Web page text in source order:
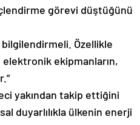
görevi düştüğünü
Özellikle
ekipmanların,
yakından takip ettiğini
duyarlılıkla ülkenin enerji